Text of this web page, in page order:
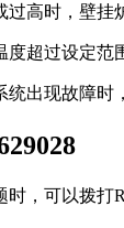
高时，壁挂
超过设定范
出现故障时
，可以拨打